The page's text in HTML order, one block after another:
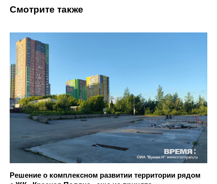
Смотрите также
Решение о комплексном развитии территории рядом